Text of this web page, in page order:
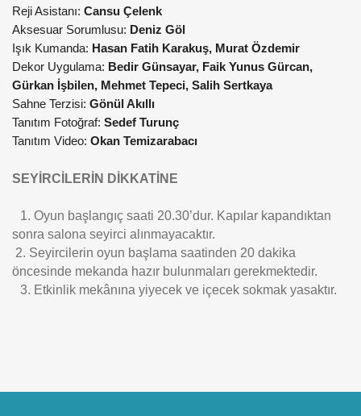
Reji Asistanı: Cansu Çelenk
Aksesuar Sorumlusu: Deniz Göl
Işık Kumanda: Hasan Fatih Karakuş, Murat Özdemir
Dekor Uygulama: Bedir Günsayar, Faik Yunus Gürcan,
Gürkan İşbilen, Mehmet Tepeci, Salih Sertkaya
Sahne Terzisi: Gönül Akıllı
Tanıtım Fotoğraf: Sedef Turunç
Tanıtım Video: Okan Temizarabacı
SEYİRCİLERİN DİKKATİNE
1. Oyun başlangıç saati 20.30’dur. Kapılar kapandıktan
sonra salona seyirci alınmayacaktır.
2. Seyircilerin oyun başlama saatinden 20 dakika
öncesinde mekanda hazır bulunmaları gerekmektedir.
3. Etkinlik mekânına yiyecek ve içecek sokmak yasaktır.